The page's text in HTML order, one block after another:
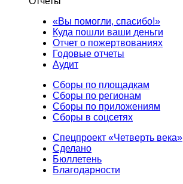
«Вы помогли, спасибо!»
Куда пошли ваши деньги
Отчет о пожертвованиях
Годовые отчеты
Аудит
Сборы по площадкам
Сборы по регионам
Сборы по приложениям
Сборы в соцсетях
Спецпроект «Четверть века»
Сделано
Бюллетень
Благодарности